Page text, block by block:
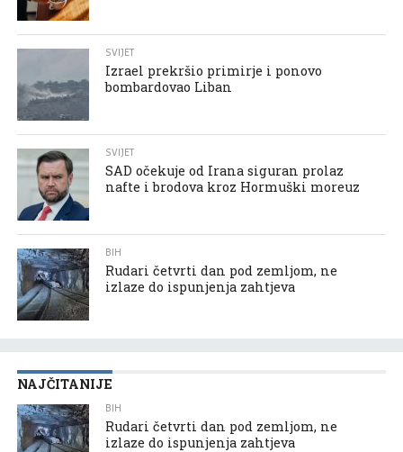
SVIJET
Izrael prekršio primirje i ponovo
bombardovao Liban
SVIJET
SAD očekuje od Irana siguran prolaz
nafte i brodova kroz Hormuški moreuz
BIH
Rudari četvrti dan pod zemljom, ne
izlaze do ispunjenja zahtjeva
NAJČITANIJE
BIH
Rudari četvrti dan pod zemljom, ne
izlaze do ispunjenja zahtjeva